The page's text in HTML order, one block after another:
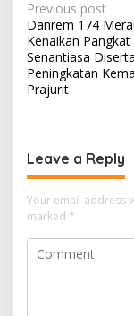
Post
Previous post
Danrem 174
Kenaikan Pangkat
Senantiasa
Peningkatan
Prajurit
Leave a Reply
Your email address
marked *